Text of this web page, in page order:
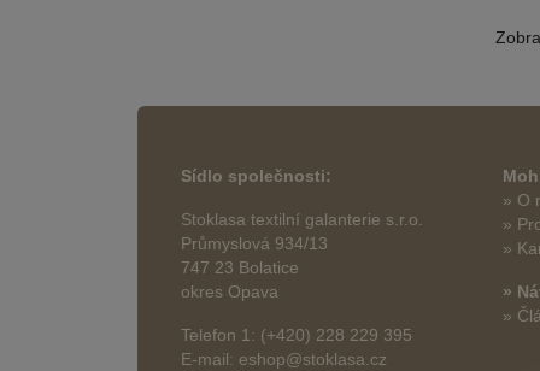
Sídlo společnosti:
Stoklasa textilní galanterie s.r.o.
Průmyslová 934/13
747 23 Bolatice
okres Opava
Telefon 1: (+420) 228 229 395
E-mail: eshop@stoklasa.cz
» O
»
»
»
»